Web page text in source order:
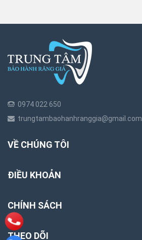
0974 022 650
trungtambaohanhranggia@gmail.com
VỀ CHÚNG TÔI
ĐIỀU KHOẢN
CHÍNH SÁCH
THEO DÕI